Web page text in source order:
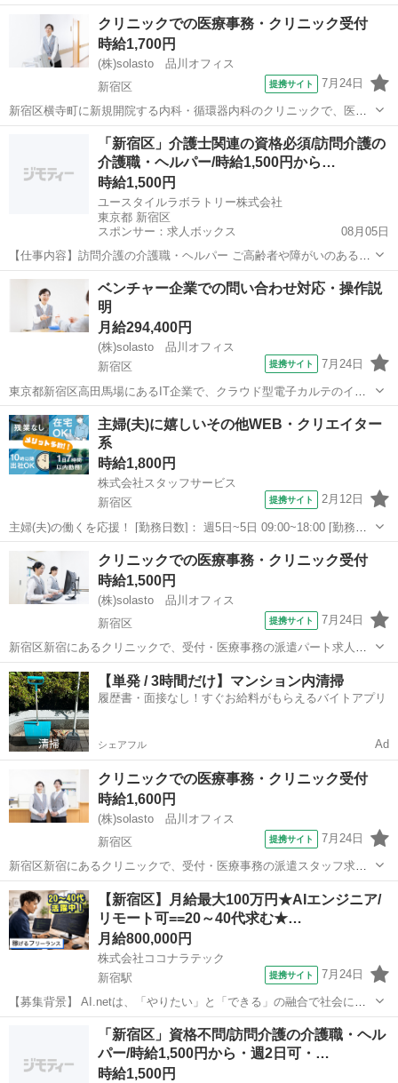
レイな健診センターで、受付事務の派遣スタッフを募集します♪ 患者
様受付、保険証確認、検査予約受付、会計、物品管理などをお願いし
ます。 「医療事務の経験は少な...
東京 データ入力
クリニックでの医療事務・クリニック受付
時給1,700円
(株)solasto 品川オフィス
新宿区
提携サイト 7月24日
新宿区横寺町に新規開院する内科・循環器内科のクリニックで、医療
事務のオープニングスタッフを大募集しています♪患者様の受付やお会
計、レセプト業務、お電話の対応など、医療事務全般をお任せします!
これまでの経験やスキルをしっかり...
データ入力
「新宿区」介護士関連の資格必須/訪問介護の
介護職・ヘルパー/時給1,500円から…
時給1,500円
ユースタイルラボラトリー株式会社
東京都 新宿区
スポンサー：求人ボックス
08月05日
【仕事内容】訪問介護の介護職・ヘルパー ご高齢者や障がいのある方
のご自宅での、生活サポートのお仕事です。 ・起床サポート ・清拭
(体をふく)、更衣(着替え) ・ごはん準備、食事のサポート、片付けなど
・介護記録の記入 事業所に寄ら...
アルバイト・パート
ベンチャー企業での問い合わせ対応・操作説
明
月給294,400円
(株)solasto 品川オフィス
新宿区
提携サイト 7月24日
東京都新宿区高田馬場にあるIT企業で、クラウド型電子カルテのイン
ストラクターを募集します。 高田馬場駅より徒歩5分♪ お仕事内容は、
新規契約締結となった医療機関様への導入サポートがメインです。営
業担当と協力しながら、自社電...
東京 新宿区 データ入力
主婦(夫)に嬉しいその他WEB・クリエイター
系
時給1,800円
株式会社スタッフサービス
新宿区
提携サイト 2月12日
主婦(夫)の働くを応援！ [勤務日数]： 週5日~5日 09:00~18:00 [勤務
地・最寄駅]： 東京都新宿区 株式会社スタッフサービス エンジニア
リング事業本部 新宿駅徒歩5分 [職種名]：その他WEB・クリエ...
東京 Webデザイナー
クリニックでの医療事務・クリニック受付
時給1,500円
(株)solasto 品川オフィス
新宿区
提携サイト 7月24日
新宿区新宿にあるクリニックで、受付・医療事務の派遣パート求人募
集です。 MRI・CT検査を専門とする画像診断に特化したクリニック
で、受付対応、予約受付、保険証確認、会計、レセプト、各種書類作
成、電話対応などをお任せします。...
東京 新宿区 データ入力
【単発 / 3時間だけ】マンション内清掃
履歴書・面接なし！すぐお給料がもらえるバイトアプリ
シェアフル Ad
クリニックでの医療事務・クリニック受付
時給1,600円
(株)solasto 品川オフィス
新宿区
提携サイト 7月24日
新宿区新宿にあるクリニックで、受付・医療事務の派遣スタッフ求人
募集です。 MRI・CT検査を専門とする画像診断に特化したクリニック
で、受付対応、予約受付、保険証確認、会計、レセプト、各種書類作
成、電話対応などをお任せします...
東京 新宿区 データ入力
【新宿区】月給最大100万円★AIエンジニア/
リモート可==20～40代求む★…
月給800,000円
株式会社ココナラテック
新宿駅
提携サイト 7月24日
【募集背景】 AI.netは、「やりたい」と「できる」の融合で社会に貢
献し、充実した豊かな人生を共に創るという強い信念のもと、2024年3
月、SI事業と再生可能エネルギー(太陽光発電所)開発を担うグループ企
業の統合により誕生...
新宿駅 エンジニア
「新宿区」資格不問/訪問介護の介護職・ヘル
パー/時給1,500円から・週2日可・…
時給1,500円